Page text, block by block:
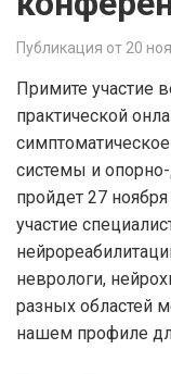
Публикация от 20
Примите участие
практической
системы и опорно-
пройдет 27
участие
неврологи,
разных областей
нашем профиле